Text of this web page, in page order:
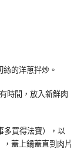
的洋蔥拌炒。
時間，放入新鮮肉
多買得法寶），以
蓋上鍋蓋直到肉片